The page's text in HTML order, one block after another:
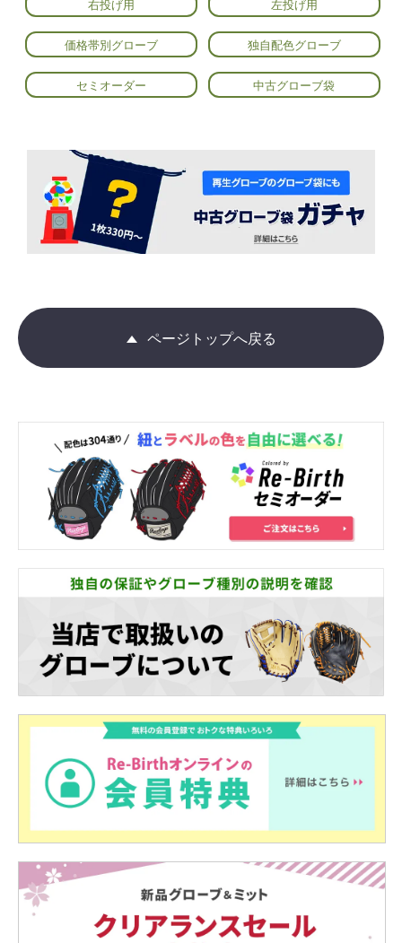
右投げ用 左投げ用
価格帯別グローブ 独自配色グローブ
セミオーダー 中古グローブ袋
ページトップへ戻る